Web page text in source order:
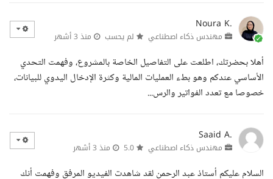
Noura K.
مهندس ذكاء اصطناعي لم يحسب منذ 3 أشهر
أهلا بحضرتك، اطلعت على التفاصيل الخاصة بالمشروع، وفهمت التحدي
الأساسي عندكم وهو بطء العمليات المالية وكثرة الإدخال اليدوي للبيانات،
خصوصا مع تعدد الفواتير والرس...
Saaid A.
مهندس ذكاء اصطناعي منذ 3 أشهر
السلام عليكم أستاذ عبد الرحمن لقد شاهدت الفيديو المرفق وفهمت أنك